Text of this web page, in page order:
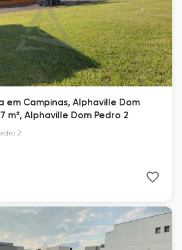
em Campinas, Alphaville Dom
m², Alphaville Dom Pedro 2
2